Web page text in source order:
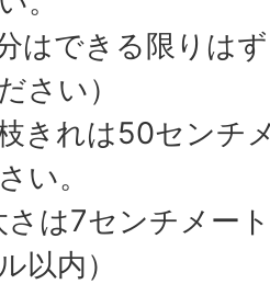
分はできる限りは
さい）
きれは50センチ
い。
さは7センチメー
以内）